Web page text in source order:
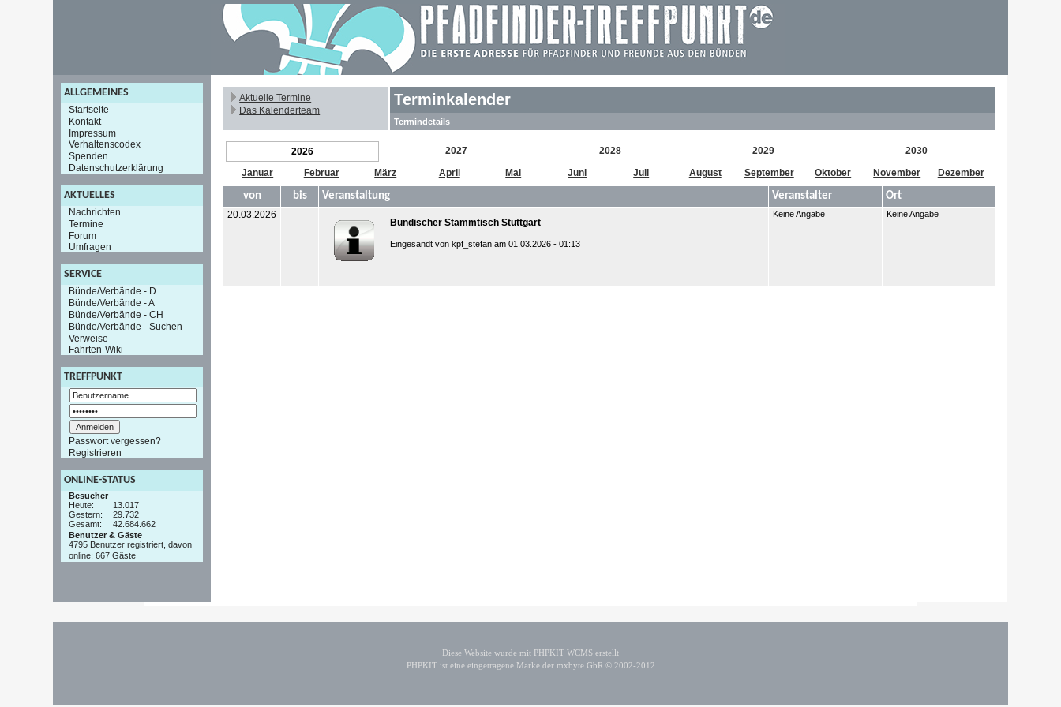
ALLGEMEINES
Startseite
Kontakt
Impressum
Verhaltenscodex
Spenden
Datenschutzerklärung
AKTUELLES
Nachrichten
Termine
Forum
Umfragen
SERVICE
Bünde/Verbände - D
Bünde/Verbände - A
Bünde/Verbände - CH
Bünde/Verbände - Suchen
Verweise
Fahrten-Wiki
TREFFPUNKT
Passwort vergessen?
Registrieren
ONLINE-STATUS
Besucher
Heute:
13.017
Gestern:
29.732
Gesamt:
42.684.662
Benutzer & Gäste
4795 Benutzer registriert, davon
online: 667 Gäste
Aktuelle Termine
Das Kalenderteam
Terminkalender
Termindetails
2026 2027 2028 2029
2030
Januar
Februar März April Mai Juni Juli August September Oktober November Dezember
von bis Veranstaltung Veranstalter Ort
20.03.2026
Bündischer Stammtisch Stuttgart
Eingesandt von kpf_stefan am 01.03.2026 - 01:13
Keine Angabe Keine Angabe
Diese Website wurde mit PHPKIT WCMS erstellt
PHPKIT ist eine eingetragene Marke der mxbyte GbR © 2002-2012